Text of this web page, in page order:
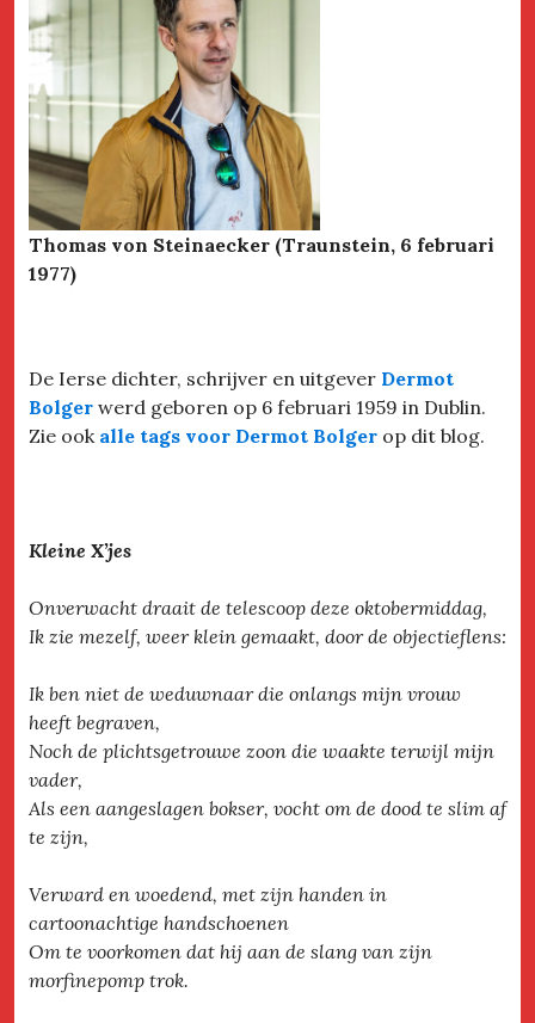
Thomas von Steinaecker (Traunstein, 6 februari
1977)
De Ierse dichter, schrijver en uitgever Dermot
Bolger werd geboren op 6 februari 1959 in Dublin.
Zie ook alle tags voor Dermot Bolger op dit blog.
Kleine X’jes
Onverwacht draait de telescoop deze oktobermiddag,
Ik zie mezelf, weer klein gemaakt, door de objectieflens:
Ik ben niet de weduwnaar die onlangs mijn vrouw
heeft begraven,
Noch de plichtsgetrouwe zoon die waakte terwijl mijn
vader,
Als een aangeslagen bokser, vocht om de dood te slim af
te zijn,
Verward en woedend, met zijn handen in
cartoonachtige handschoenen
Om te voorkomen dat hij aan de slang van zijn
morfinepomp trok.